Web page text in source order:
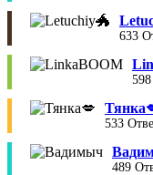
633
533
489